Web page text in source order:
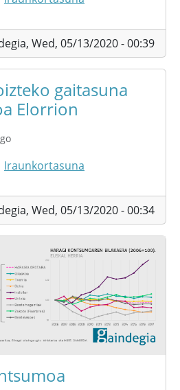
Wed, 05/13/2020 - 00:39
gaitasuna
Elorrion
Iraunkortasuna
Wed, 05/13/2020 - 00:34